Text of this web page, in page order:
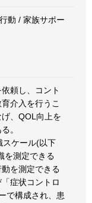
動 / 家族サポー
頼し、コント
介入を行うこ
、QOL向上を
。
スケール(以下
を測定できる
を測定できる
症状コントロ
で構成され、患